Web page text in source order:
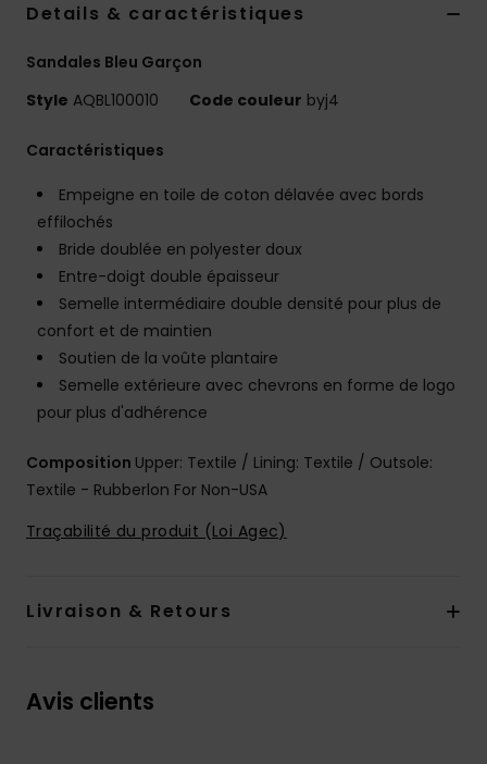
Details & caractéristiques
Sandales Bleu Garçon
Style AQBL100010 Code couleur byj4
Caractéristiques
Empeigne en toile de coton délavée avec bords
effilochés
Bride doublée en polyester doux
Entre-doigt double épaisseur
Semelle intermédiaire double densité pour plus de
confort et de maintien
Soutien de la voûte plantaire
Semelle extérieure avec chevrons en forme de logo
pour plus d'adhérence
Composition Upper: Textile / Lining: Textile / Outsole:
Textile - Rubberlon For Non-USA
Traçabilité du produit (Loi Agec)
Livraison & Retours
Avis clients